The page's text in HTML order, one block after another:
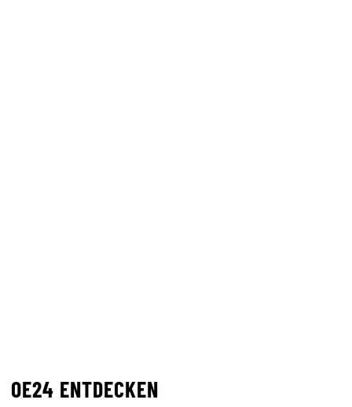
OE24 ENTDECKEN